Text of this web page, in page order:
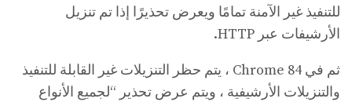
للتنفيذ غير الآمنة تمامًا ويعرض تحذيرًا إذا تم تنزيل
الأرشيفات عبر HTTP.
ثم في Chrome 84 ، يتم حظر التنزيلات غير القابلة للتنفيذ
والتنزيلات الأرشيفية ، ويتم عرض تحذير “لجميع الأنواع